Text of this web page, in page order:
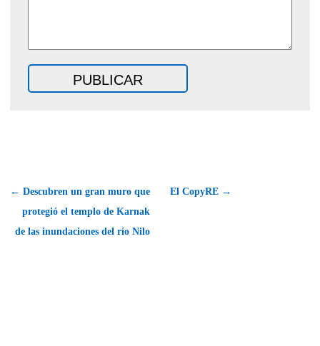
← Descubren un gran muro que
protegió el templo de Karnak
de las inundaciones del río Nilo
El CopyRE →